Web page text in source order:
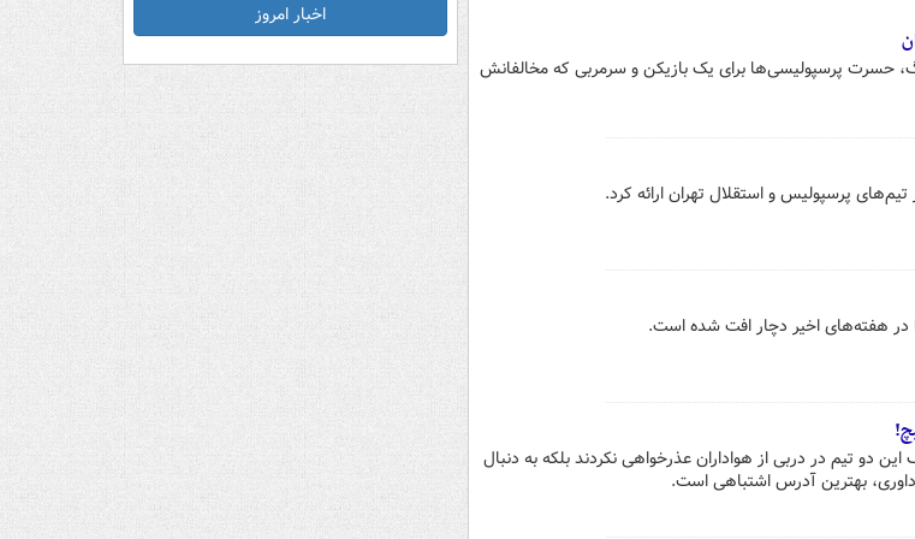
حسرت پرسپولیسی‌ها برای یک بازیکن و سرمربی که مخالفانش
پرسپولیس و استقلال تهران ارائه کرد.
دو تیم در دربی از هواداران عذرخواهی نکردند بلکه به دنبال
بهترین آدرس اشتباهی است.
اخبار امروز